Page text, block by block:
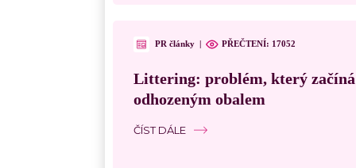
PR články PŘEČTENÍ: 17052
Littering: problém, který
odhozeným obalem
ČÍST DÁLE